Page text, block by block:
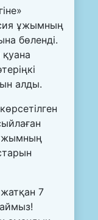
ұжымның
бөленді.
қуана
алды.
7